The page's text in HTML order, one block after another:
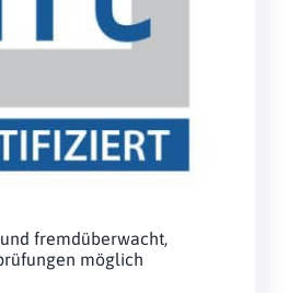
fremdüberwacht,
möglich